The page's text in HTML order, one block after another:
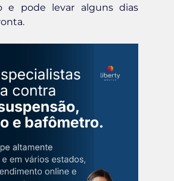
e pode levar alguns dias